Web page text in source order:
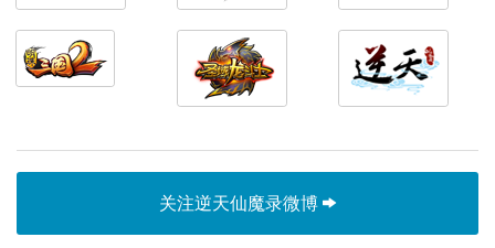
关注逆天仙魔录微博